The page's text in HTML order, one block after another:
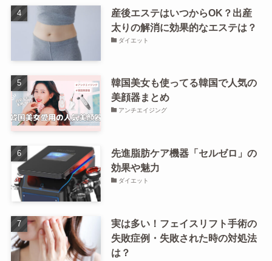
産後エステはいつからOK？出産
太りの解消に効果的なエステは？
ダイエット
韓国美女も使ってる韓国で人気の
美顔器まとめ
アンチエイジング
先進脂肪ケア機器「セルゼロ」の
効果や魅力
ダイエット
実は多い！フェイスリフト手術の
失敗症例・失敗された時の対処法
は？